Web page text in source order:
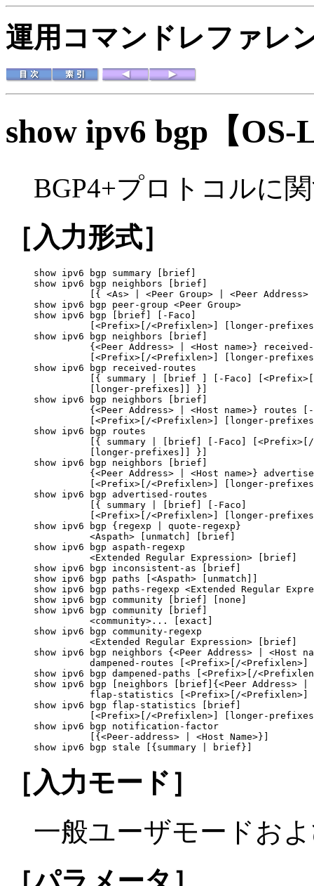
運用コマンドレファレ
show ipv6 bgp 【
BGP4+プロトコルに
［入力形式］
show ipv6 bgp summary [brief]
show ipv6 bgp neighbors [brief]
[{ <As> | <Peer Group> | <Peer Address>
show ipv6 bgp peer-group <Peer Group>
show ipv6 bgp [brief] [-Faco]
[<Prefix>[/<Prefixlen>] [longer-
show ipv6 bgp neighbors [brief]
{<Peer Address> | <Host name>}
[<Prefix>[/<Prefixlen>] [longer-
show ipv6 bgp received-routes
[{ summary | [brief ] [-Faco]
          [longer-prefixes]] }]
show ipv6 bgp neighbors [brief]
{<Peer Address> | <Host name>} routes
[<Prefix>[/<Prefixlen>] [longer-
show ipv6 bgp routes
[{ summary | [brief] [-Faco]
          [longer-prefixes]] }]
show ipv6 bgp neighbors [brief]
{<Peer Address> | <Host name>}
[<Prefix>[/<Prefixlen>] [longer-
show ipv6 bgp advertised-routes
          [{ summary | [brief] [-Faco]
[<Prefix>[/<Prefixlen>] [longer-
show ipv6 bgp {regexp | quote-regexp}
          <Aspath> [unmatch] [brief]
show ipv6 bgp aspath-regexp
          <Extended Regular Expression> [brief]
show ipv6 bgp inconsistent-as [brief]
show ipv6 bgp paths [<Aspath> [unmatch]]
show ipv6 bgp paths-regexp <Extended Regular
show ipv6 bgp community [brief] [none]
show ipv6 bgp community [brief]
          <community>... [exact]
show ipv6 bgp community-regexp
          <Extended Regular Expression> [brief]
show ipv6 bgp neighbors {<Peer Address> | <Host
dampened-routes [<Prefix>[/<Prefixlen>]
show ipv6 bgp dampened-paths [<Prefix>[/
show ipv6 bgp [neighbors [brief]{<Peer Address> |
flap-statistics [<Prefix>[/<Prefixlen>]
show ipv6 bgp flap-statistics [brief]
[<Prefix>[/<Prefixlen>] [longer-
show ipv6 bgp notification-factor
          [{<Peer-address> | <Host Name>}]
show ipv6 bgp stale [{summary | brief}]
［入力モード］
一般ユーザモードお